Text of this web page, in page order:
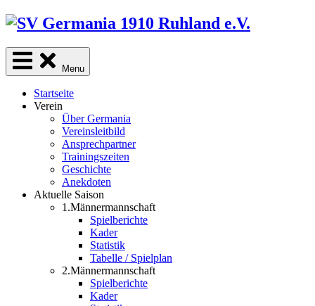
Skip
content
Menu
Startseite
Verein
Über Germania
Vereinsleitbild
Ansprechpartner
Trainingszeiten
Geschichte
Anekdoten
Aktuelle Saison
1.Männermannschaft
Spielberichte
Kader
Statistik
Tabelle / Spielplan
2.Männermannschaft
Spielberichte
Kader